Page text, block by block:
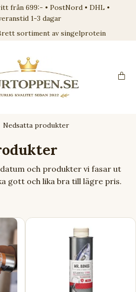
från 699:- • PostNord • DHL •
1-3 dagar
sortiment av singelprotein
Nedsatta produkter
och produkter vi fasar ut
gott och lika bra till lägre pris.